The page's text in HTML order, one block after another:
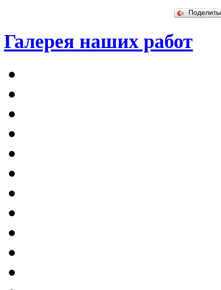
Галерея наших работ